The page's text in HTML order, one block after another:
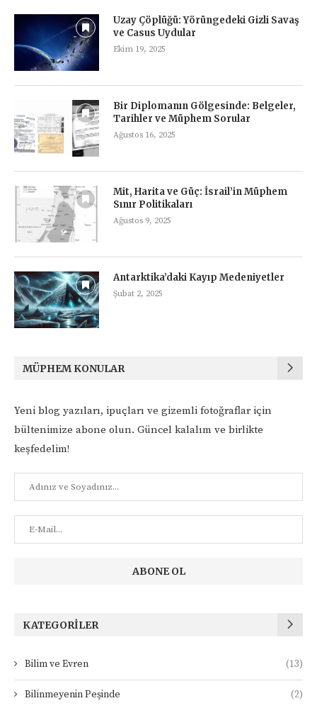
Uzay Çöplüğü: Yörüngedeki Gizli Savaş
ve Casus Uydular
Ekim 19, 2025
Bir Diplomanın Gölgesinde: Belgeler,
Tarihler ve Müphem Sorular
Ağustos 16, 2025
Mit, Harita ve Güç: İsrail’in Müphem
Sınır Politikaları
Ağustos 9, 2025
Antarktika’daki Kayıp Medeniyetler
Şubat 2, 2025
MÜPHEM KONULAR
Yeni blog yazıları, ipuçları ve gizemli fotoğraflar için
bültenimize abone olun. Güncel kalalım ve birlikte
keşfedelim!
KATEGORILER
Bilim ve Evren (13)
Bilinmeyenin Peşinde (2)